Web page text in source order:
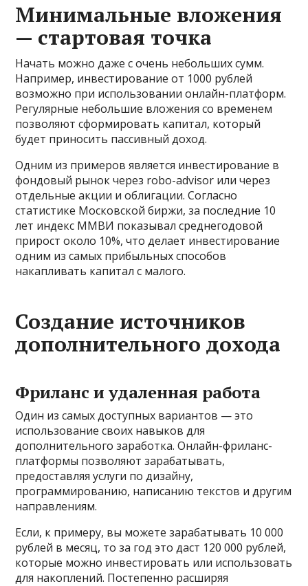
Минимальные вложения
— стартовая точка
Начать можно даже с очень небольших сумм.
Например, инвестирование от 1000 рублей
возможно при использовании онлайн-платформ.
Регулярные небольшие вложения со временем
позволяют сформировать капитал, который
будет приносить пассивный доход.
Одним из примеров является инвестирование в
фондовый рынок через robo-advisor или через
отдельные акции и облигации. Согласно
статистике Московской биржи, за последние 10
лет индекс ММВИ показывал среднегодовой
прирост около 10%, что делает инвестирование
одним из самых прибыльных способов
накапливать капитал с малого.
Создание источников
дополнительного дохода
Фриланс и удаленная работа
Один из самых доступных вариантов — это
использование своих навыков для
дополнительного заработка. Онлайн-фриланс-
платформы позволяют зарабатывать,
предоставляя услуги по дизайну,
программированию, написанию текстов и другим
направлениям.
Если, к примеру, вы можете зарабатывать 10 000
рублей в месяц, то за год это даст 120 000 рублей,
которые можно инвестировать или использовать
для накоплений. Постепенно расширяя